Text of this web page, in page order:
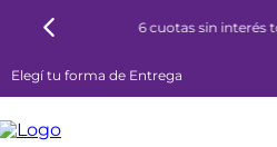
6 cuotas sin interés
Elegí tu forma de Entrega